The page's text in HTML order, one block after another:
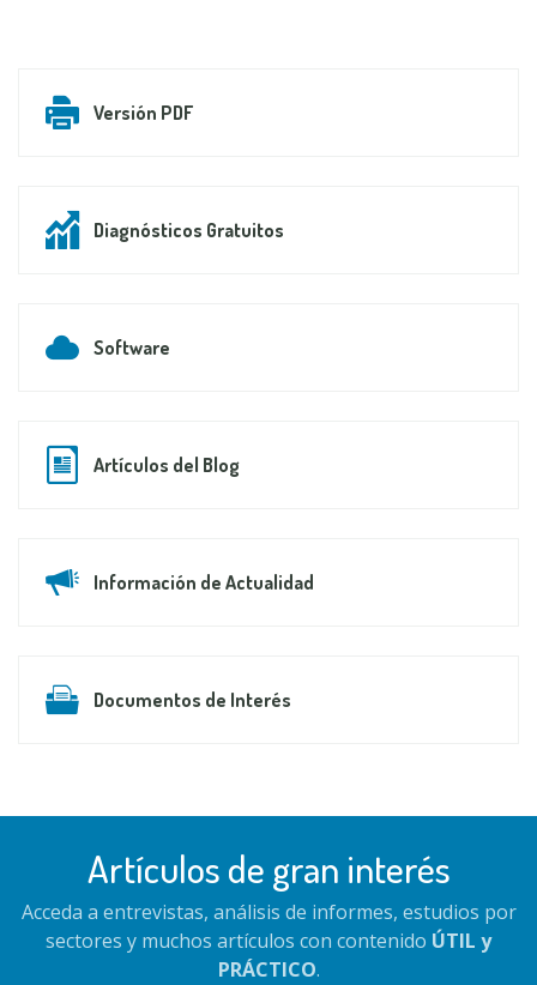
Versión PDF
Diagnósticos Gratuitos
Software
Artículos del Blog
Información de Actualidad
Documentos de Interés
Artículos de gran interés
Acceda a entrevistas, análisis de informes, estudios por
sectores y muchos artículos con contenido ÚTIL y
PRÁCTICO.